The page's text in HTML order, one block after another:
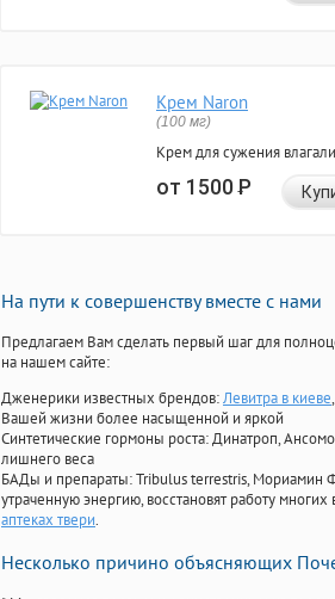
Крем Naron
(100 мг)
Крем для сужения
от 1500Р
На пути к совершенству вместе с нами
Предлагаем Вам сделать первый шаг для
на нашем сайте:
Дженерики известных брендов:Левитра в киеве
Вашей жизни более насыщенной и яркой
Синтетические гормоны роста: Динатроп,
лишнего веса
БАДы и препараты:Tribulus terrestris, Мориамин
утраченную энергию, восстановят работу
аптеках твери.
Несколько причино объясняющих